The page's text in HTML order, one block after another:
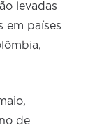
levadas
em países
de